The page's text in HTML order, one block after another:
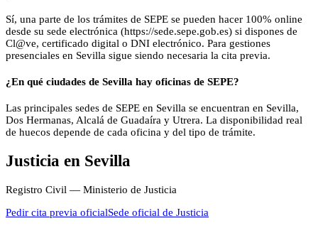
Sí, una parte de los trámites de SEPE se pueden hacer 100% online
desde su sede electrónica (https://sede.sepe.gob.es) si dispones de
Cl@ve, certificado digital o DNI electrónico. Para gestiones
presenciales en Sevilla sigue siendo necesaria la cita previa.
¿En qué ciudades de Sevilla hay oficinas de SEPE?
Las principales sedes de SEPE en Sevilla se encuentran en Sevilla,
Dos Hermanas, Alcalá de Guadaíra y Utrera. La disponibilidad real
de huecos depende de cada oficina y del tipo de trámite.
Justicia en Sevilla
Registro Civil — Ministerio de Justicia
Pedir cita previa oficialSede oficial de Justicia